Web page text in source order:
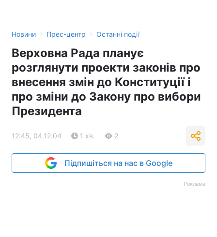
Новини › Прес-центр › Останні події
Верховна Рада планує
розглянути проекти законів про
внесення змін до Конституції і
про зміни до Закону про вибори
Президента
12:45, 04.12.04 1 хв. 2
Підпишіться на нас в Google
Реклама